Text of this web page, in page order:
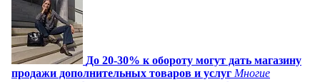
До 20-30% к обороту могут дать магазину
продажи дополнительных товаров и услуг Многие